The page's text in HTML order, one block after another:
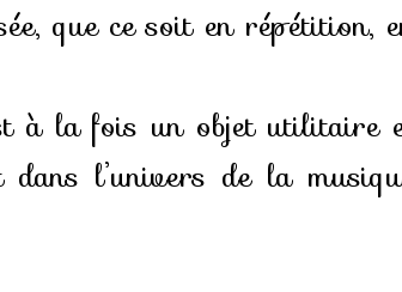
que ce soit en répétition,
à la fois un objet utilitaire
dans l’univers de la